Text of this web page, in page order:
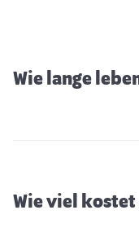
Wie lange
Wie viel kostet